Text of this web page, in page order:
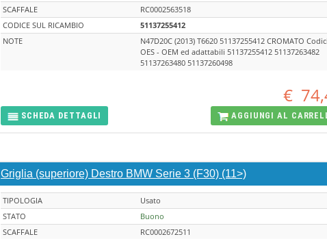
SCAFFALE
RC0002563518
CODICE SUL RICAMBIO
51137255412
NOTE
N47D20C (2013) T6620 51137255412 CROMATO Codici
OES - OEM ed adattabili 51137255412 51137263482
51137263480 51137260498
€
SCHEDA DETTAGLI AGGIUNGI AL
Griglia (superiore) Destro BMW Serie 3 (F30) (11>)
TIPOLOGIA
Usato
STATO
Buono
SCAFFALE
RC0002672511